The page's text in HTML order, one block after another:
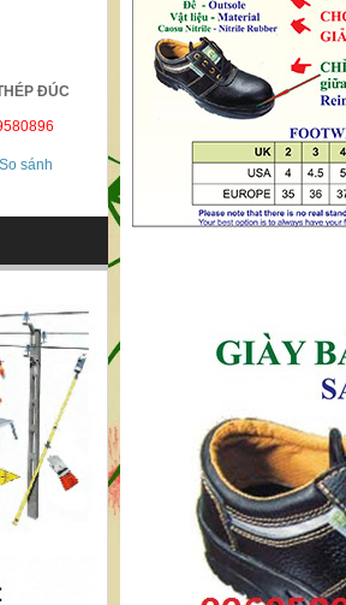
ĐÚC
So sánh
BIỂN BÁO CÔNG TRƯỜNG
CÔNG BÁO HIỆU
liên hệ theo số : 0969580896
Mua hàng So sánh